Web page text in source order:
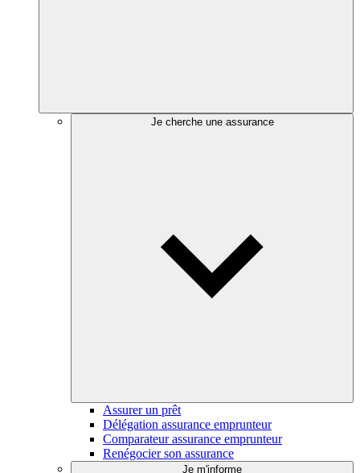
Je cherche une assurance
Assurer un prêt
Délégation assurance emprunteur
Comparateur assurance emprunteur
Renégocier son assurance
Je m'informe